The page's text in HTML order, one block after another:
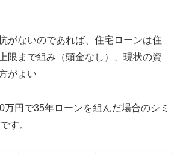
がないのであれば、住宅ローンは住
限まで組み（頭金なし）、現状の資
がよい
万円で35年ローンを組んだ場合のシミ
す。